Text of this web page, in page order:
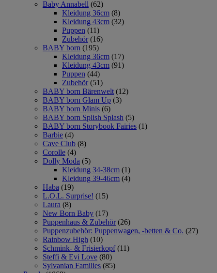
Baby Annabell (62)
Kleidung 36cm (8)
Kleidung 43cm (32)
Puppen (11)
Zubehör (16)
BABY born (195)
Kleidung 36cm (17)
Kleidung 43cm (91)
Puppen (44)
Zubehör (51)
BABY born Bärenwelt (12)
BABY born Glam Up (3)
BABY born Minis (6)
BABY born Splish Splash (5)
BABY born Storybook Fairies (1)
Barbie (4)
Cave Club (8)
Corolle (4)
Dolly Moda (5)
Kleidung 34-38cm (1)
Kleidung 39-46cm (4)
Haba (19)
L.O.L. Surprise! (15)
Laura (8)
New Born Baby (17)
Puppenhaus & Zubehör (26)
Puppenzubehör: Puppenwagen, -betten & Co. (27)
Rainbow High (10)
Schmink- & Frisierkopf (11)
Steffi & Evi Love (80)
Sylvanian Families (85)